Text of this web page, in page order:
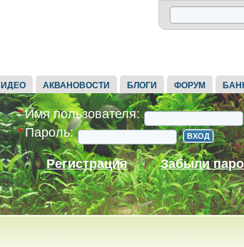
АКВАНОВОСТИ БЛОГИ ФОРУМ
Имя пользователя:
*
Пароль:
*
Регистрация Забыли